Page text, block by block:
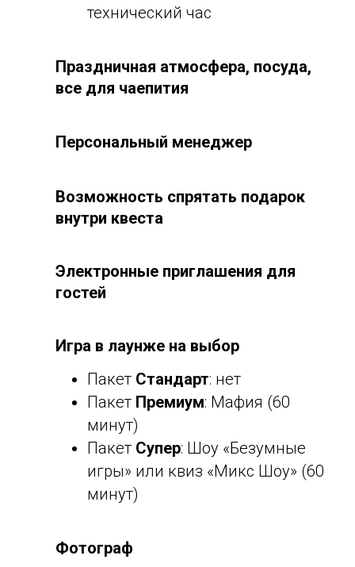
технический час
Праздничная атмосфера, посуда,
все для чаепития
Персональный менеджер
Возможность спрятать подарок
внутри квеста
Электронные приглашения для
гостей
Игра в лаунже на выбор
Пакет Стандарт: нет
Пакет Премиум: Мафия (60
минут)
Пакет Супер: Шоу «Безумные
игры» или квиз «Микс Шоу» (60
минут)
Фотограф